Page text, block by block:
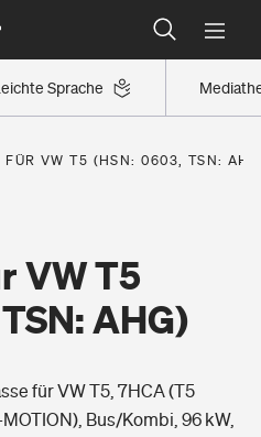
Sprache
finden
eingestuft
finden
FÜR VW T5 (HSN: 0603, TSN:
VW T5
AHG)
für VW T5, 7HCA (T5
Bus/Kombi, 96 kW,